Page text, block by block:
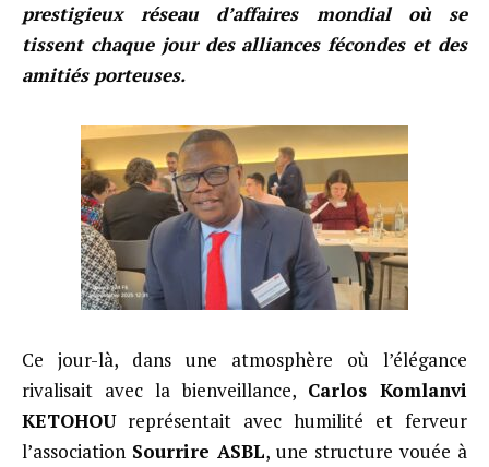
prestigieux réseau d’affaires mondial où se
tissent chaque jour des alliances fécondes et des
amitiés porteuses.
Ce jour-là, dans une atmosphère où l’élégance
rivalisait avec la bienveillance, Carlos Komlanvi
KETOHOUreprésentait avec humilité et ferveur
l’association Sourrire ASBL, une structure vouée à